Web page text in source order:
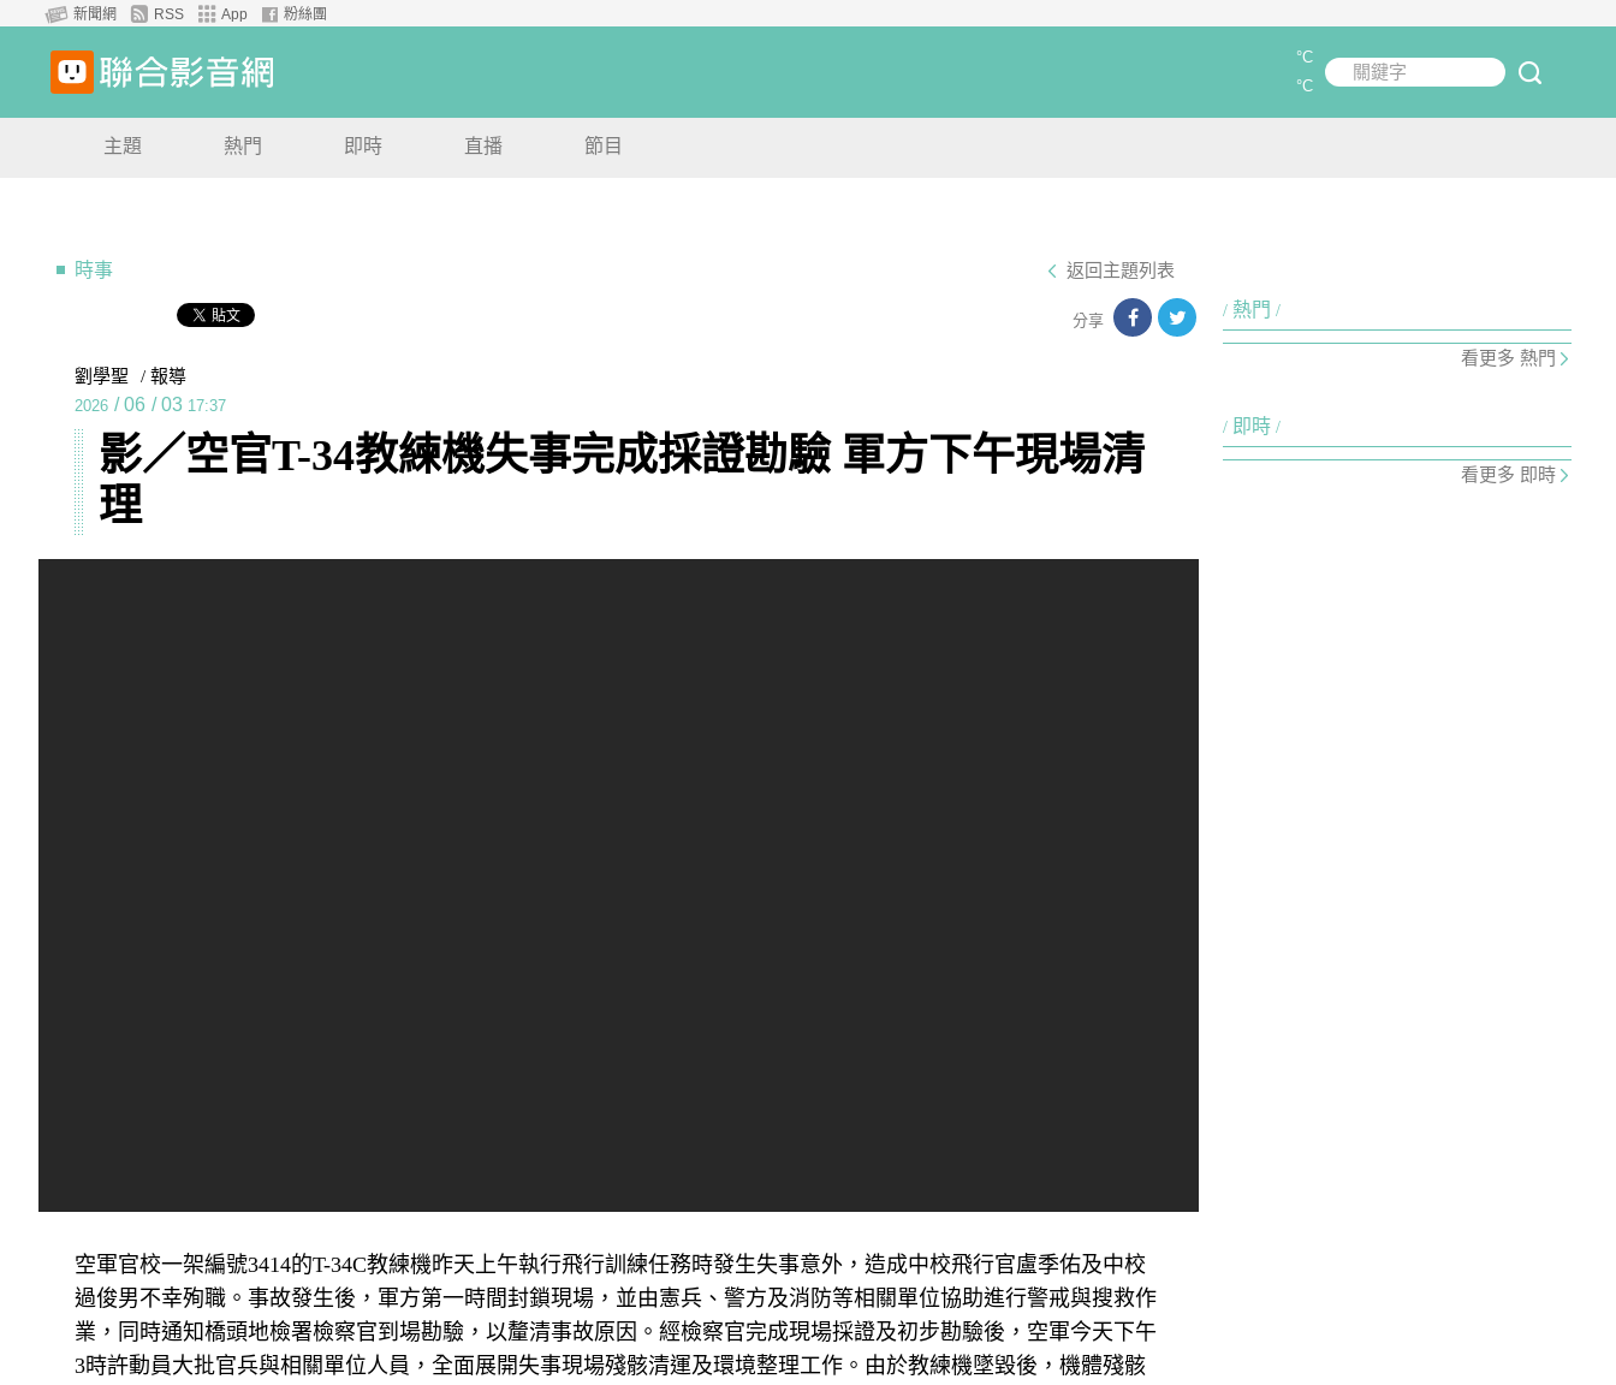
新聞網 RSS App 粉絲團
關鍵字
°C
°C
主題 熱門 即時 直播 節目
時事 返回主題列表
分享
劉學聖 / 報導
2026 / 06 / 03 17:37
影／空官T-34教練機失事完成採證勘驗 軍方下午現場清
理
空軍官校一架編號3414的T-34C教練機昨天上午執行飛行訓練任務時發生失事意外，造成中校飛行官盧季佑及中校
過俊男不幸殉職。事故發生後，軍方第一時間封鎖現場，並由憲兵、警方及消防等相關單位協助進行警戒與搜救作
業，同時通知橋頭地檢署檢察官到場勘驗，以釐清事故原因。經檢察官完成現場採證及初步勘驗後，空軍今天下午
3時許動員大批官兵與相關單位人員，全面展開失事現場殘骸清運及環境整理工作。由於教練機墜毀後，機體殘骸
熱門
看更多 熱門
即時
看更多 即時